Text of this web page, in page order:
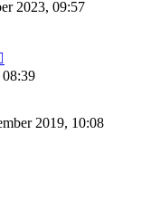
2023, 09:57
2019, 10:08